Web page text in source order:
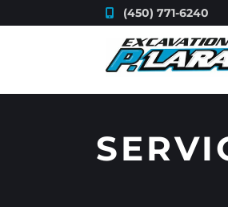
(450) 771-6240